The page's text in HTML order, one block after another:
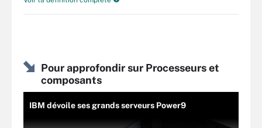
Pour approfondir sur Processeurs et
composants
IBM dévoile ses grands serveurs Power9